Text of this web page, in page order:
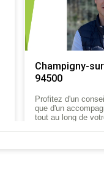
Champigny-
94500
Profitez d'un
que d'un
tout au long de